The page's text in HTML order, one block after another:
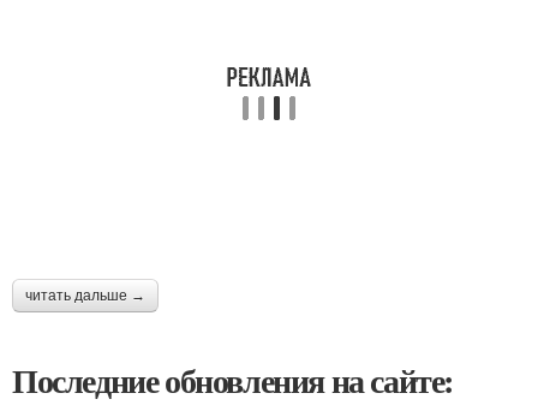
читать дальше →
Последние обновления на сайте: